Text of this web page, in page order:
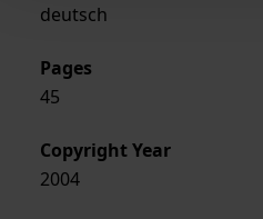
deutsch
Pages
45
Copyright Year
2004